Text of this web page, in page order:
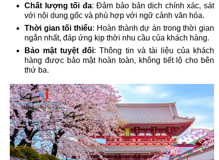
Chất lượng tối đa: Đảm bảo bản dịch chính xác, sát
với nội dung gốc và phù hợp với ngữ cảnh văn hóa.
Thời gian tối thiểu: Hoàn thành dự án trong thời gian
ngắn nhất, đáp ứng kịp thời nhu cầu của khách hàng.
Bảo mật tuyệt đối: Thông tin và tài liệu của khách
hàng được bảo mật hoàn toàn, không tiết lộ cho bên
thứ ba.